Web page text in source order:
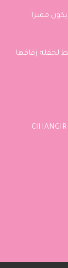
مميزا
لحفلة زفافها